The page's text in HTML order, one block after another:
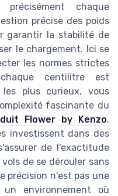
chaque
précise des poids
garantir la stabilité de
le chargement. Ici se
les normes strictes
centilitre est
les plus curieux, vous
fascinante du
Flower by Kenzo.
investissent dans des
de l'exactitude
de se dérouler sans
précision n'est pas une
environnement où